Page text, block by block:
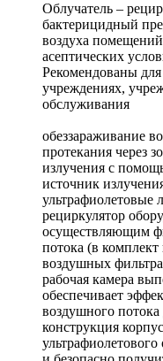
Облучатель –
бактерицидный
воздуха
асептических
Рекомендованы
учреждениях,
обслуживания
обеззараживание
протекания через
излучения с
источник
рециркулятор
осуществляющим
потока (в
воздушных
рабочая камера
обеспечивает
воздушного потока
конструкция